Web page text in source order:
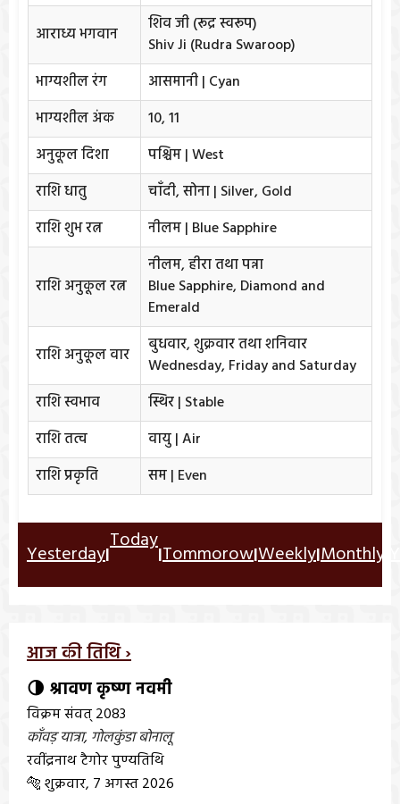
आराध्य भगवान
शिव जी (रूद्र स्वरूप)
Shiv Ji (Rudra Swaroop)
भाग्यशील रंग
आसमानी | Cyan
भाग्यशील अंक
10, 11
अनुकूल दिशा
पश्चिम | West
राशि धातु
चाँदी, सोना | Silver, Gold
राशि शुभ रत्न
नीलम | Blue Sapphire
राशि अनुकूल रत्न
नीलम, हीरा तथा पन्ना
Blue Sapphire, Diamond and
Emerald
राशि अनुकूल वार
बुधवार, शुक्रवार तथा शनिवार
Wednesday, Friday and Saturday
राशि स्वभाव
स्थिर | Stable
राशि तत्व
वायु | Air
राशि प्रकृति
सम | Even
Yesterday|Today|Tommorow|Weekly|Monthly
आज की तिथि ›
🌗 श्रावण कृष्ण नवमी
विक्रम संवत् 2083
काँवड़ यात्रा,गोलकुंडा बोनालू
रवींद्रनाथ टैगोर पुण्यतिथि
🐅 शुक्रवार, 7 अगस्त 2026